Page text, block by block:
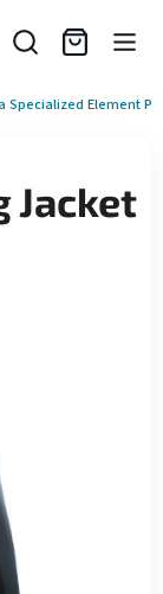
Specialized Element
Jacket